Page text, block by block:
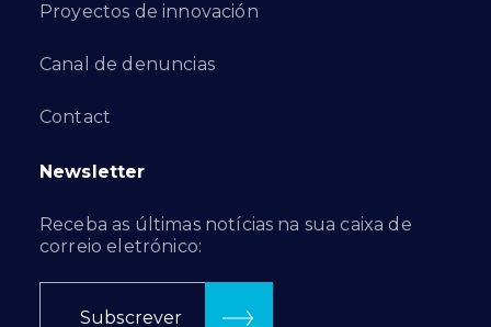
Proyectos de innovación
Canal de denuncias
Contact
Newsletter
Receba as últimas notícias na sua caixa de
correio eletrónico:
Subscrever